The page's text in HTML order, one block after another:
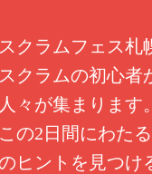
スクラムフェス札
スクラムの初心者
人々が集まります。
この2日間にわた
ヒントを見つけ